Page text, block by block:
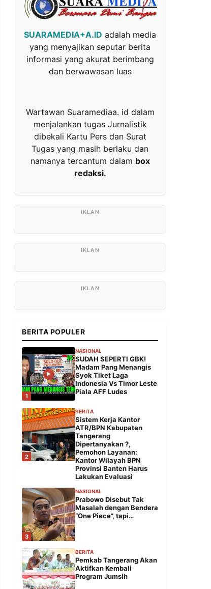
SUARAMEDIA+A.ID adalah media
yang menyajikan seputar berita
informasi yang akurat berimbang
dan berwawasan luas
Wartawan Suaramediaa. id dalam
menjalankan tugas Jurnalistik
dibekali Kartu Pers dan Surat
Tugas yang masih berlaku dan
namanya tercantum dalam box
redaksi.
BERITA POPULER
1
NASIONAL
SUDAH SEPERTI GBK!
Madam Pang Menangis
Syok Tiket Laga
Indonesia Vs Timor Leste
Piala AFF Ludes
2
BERITA
Sistem Kerja Kantor
ATR/BPN Kabupaten
Tangerang
Dipertanyakan ?,
Pemohon Layanan:
Kantor Wilayah BPN
Provinsi Banten Harus
Lakukan Evaluasi
3
NASIONAL
Prabowo Disebut Tak
Masalah dengan Bendera
“One Piece”, tapi…
BERITA
Pemkab Tangerang Akan
Aktifkan Kembali
Program Jumsih